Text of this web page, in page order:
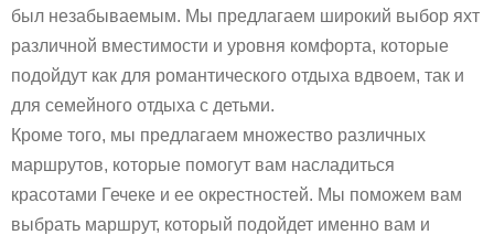
был незабываемым. Мы предлагаем широкий выбор яхт
различной вместимости и уровня комфорта, которые
подойдут как для романтического отдыха вдвоем, так и
для семейного отдыха с детьми.
Кроме того, мы предлагаем множество различных
маршрутов, которые помогут вам насладиться
красотами Гечеке и ее окрестностей. Мы поможем вам
выбрать маршрут, который подойдет именно вам и